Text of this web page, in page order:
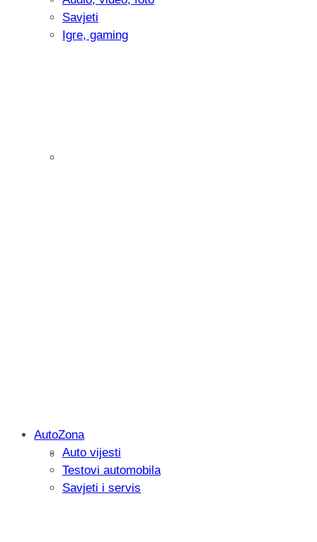
Savjeti
Igre, gaming
Savjetujemo: Što učiniti kada vaš
AutoZona
Auto vijesti
Testovi automobila
Savjeti i servis